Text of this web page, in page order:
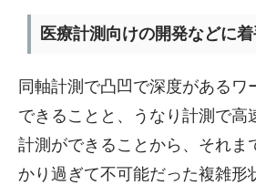
医療計測向けの開発などに
同軸計測で凸凹で深度があるワ
できることと、うなり計測で高
計測ができることから、それま
かり過ぎて不可能だった複雑形